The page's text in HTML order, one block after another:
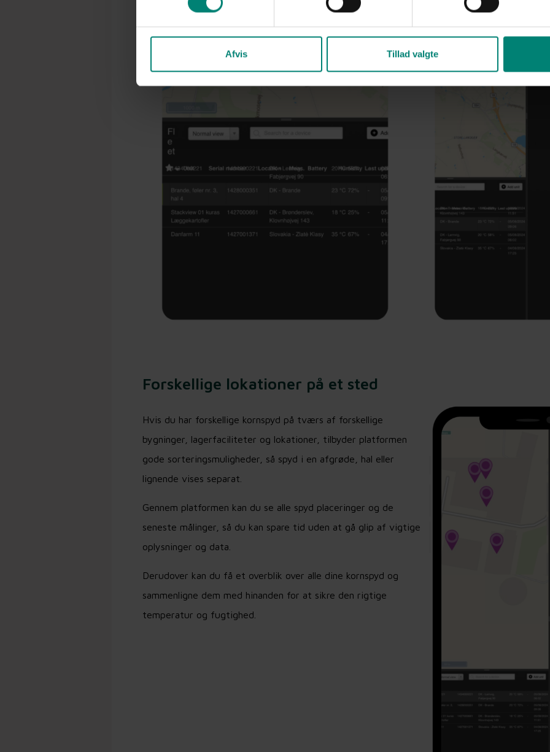
Afvis Tillad valgte
Forskellige lokationer på et sted
Hvis du har forskellige kornspyd på tværs af forskellige
bygninger, lagerfaciliteter og lokationer, tilbyder platformen
gode sorteringsmuligheder, så spyd i en afgrøde, hal eller
lignende vises separat.
Gennem platformen kan du se alle spyd placeringer og de
seneste målinger, så du kan spare tid uden at gå glip af vigtige
oplysninger og data.
Derudover kan du få et overblik over alle dine kornspyd og
sammenligne dem med hinanden for at sikre den rigtige
temperatur og fugtighed.